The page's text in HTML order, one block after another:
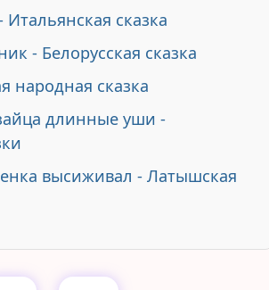
сказка
- Белорусская сказка
народная сказка
длинные уши -
высиживал - Латышская